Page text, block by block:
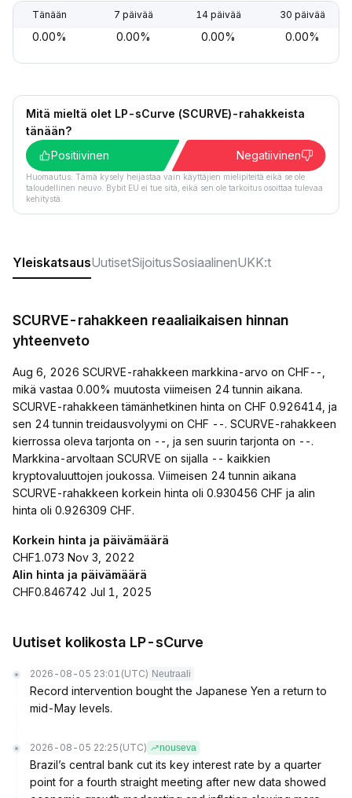
Tänään 7 päivää 14 päivää 30 päivää
0.00% 0.00% 0.00% 0.00%
Mitä mieltä olet LP-sCurve (SCURVE)-rahakkeista
tänään?
Positiivinen
Negatiivinen
Huomautus: Tämä kysely heijastaa vain käyttäjien mielipiteitä eikä se ole
taloudellinen neuvo. Bybit EU ei tue sitä, eikä sen ole tarkoitus osoittaa tulevaa
kehitystä.
YleiskatsausUutisetSijoitusSosiaalinenUKK:t
SCURVE-rahakkeen reaaliaikaisen hinnan
yhteenveto
Aug 6, 2026 SCURVE-rahakkeen markkina-arvo on CHF--,
mikä vastaa 0.00% muutosta viimeisen 24 tunnin aikana.
SCURVE-rahakkeen tämänhetkinen hinta on CHF 0.926414, ja
sen 24 tunnin treidausvolyymi on CHF --. SCURVE-rahakkeen
kierrossa oleva tarjonta on --, ja sen suurin tarjonta on --.
Markkina-arvoltaan SCURVE on sijalla -- kaikkien
kryptovaluuttojen joukossa. Viimeisen 24 tunnin aikana
SCURVE-rahakkeen korkein hinta oli 0.930456 CHF ja alin
hinta oli 0.926309 CHF.
Korkein hinta ja päivämäärä
CHF1.073 Nov 3, 2022
Alin hinta ja päivämäärä
CHF0.846742 Jul 1, 2025
Uutiset kolikosta LP-sCurve
2026-08-05 23:01 (UTC) Neutraali
Record intervention bought the Japanese Yen a return to
mid-May levels.
2026-08-05 22:25 (UTC) nouseva
Brazil’s central bank cut its key interest rate by a quarter
point for a fourth straight meeting after new data showed